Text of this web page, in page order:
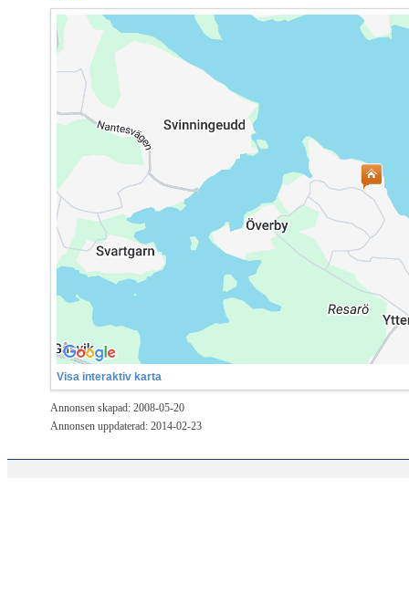
Visa interaktiv karta
Annonsen skapad: 2008-05-20
Annonsen uppdaterad: 2014-02-23